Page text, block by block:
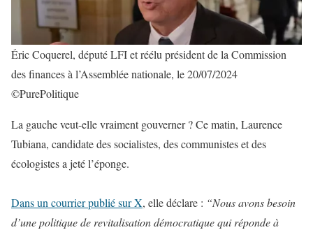
Éric Coquerel, député LFI et réélu président de la Commission
des finances à l’Assemblée nationale, le 20/07/2024
©PurePolitique
La gauche veut-elle vraiment gouverner ? Ce matin, Laurence
Tubiana, candidate des socialistes, des communistes et des
écologistes a jeté l’éponge.
Dans un courrier publié sur X, elle déclare : “Nous avons besoin
d’une politique de revitalisation démocratique qui réponde à